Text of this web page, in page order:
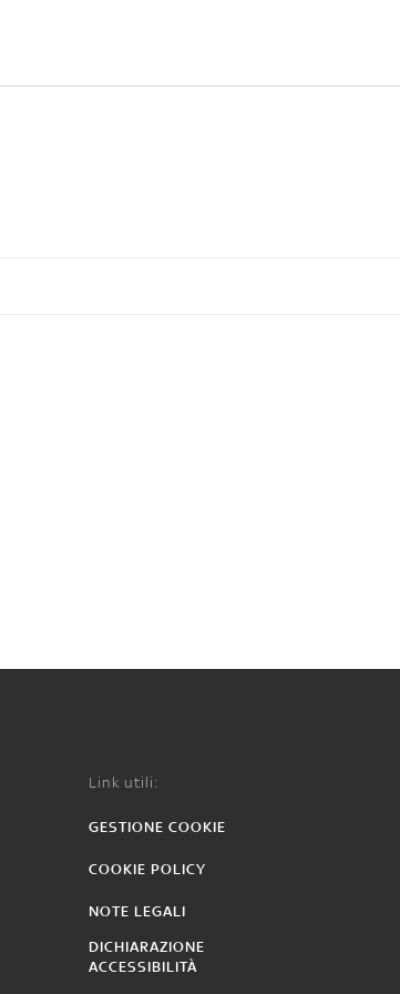
Link utili:
GESTIONE COOKIE
COOKIE POLICY
NOTE LEGALI
DICHIARAZIONE
ACCESSIBILITÀ